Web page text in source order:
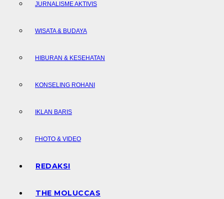
JURNALISME AKTIVIS
WISATA & BUDAYA
HIBURAN & KESEHATAN
KONSELING ROHANI
IKLAN BARIS
FHOTO & VIDEO
REDAKSI
THE MOLUCCAS